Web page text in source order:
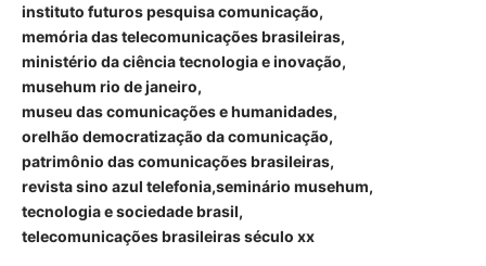
instituto futuros pesquisa comunicação
memória das telecomunicações brasileiras
ministério da ciência tecnologia e inovação
musehum rio de janeiro
museu das comunicações e humanidades
orelhão democratização da comunicação
patrimônio das comunicações brasileiras
revista sino azul telefonia seminário musehum
tecnologia e sociedade brasil
telecomunicações brasileiras século xx